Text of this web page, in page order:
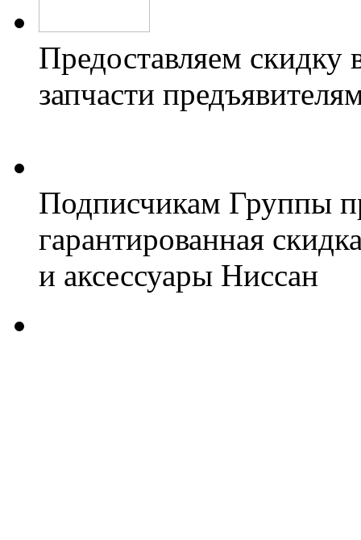
Предоставляем скидку
запчасти
Подписчикам Группы
гарантированная
и аксессуары Ниссан